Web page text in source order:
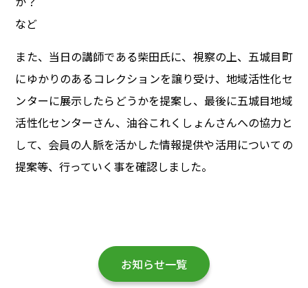
など
また、当日の講師である柴田氏に、視察の上、五城目町
にゆかりのあるコレクションを譲り受け、地域活性化セ
ンターに展示したらどうかを提案し、最後に五城目地域
活性化センターさん、油谷これくしょんさんへの協力と
して、会員の人脈を活かした情報提供や活用についての
提案等、行っていく事を確認しました。
お知らせ一覧